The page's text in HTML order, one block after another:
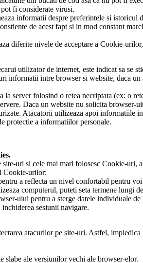
fi considerate virusi.
informatii despre preferintele si
de acest fapt si in mod constant
diferite nivele de acceptare a Cookie-
utilizator de internet, este indicat sa se
informatii intre browser si website, daca
server folosind o retea necriptata (ex: o
Daca un website nu solicita browser-
Atacatorii utilizeaza apoi informatiile
protectie a informatiilor personale.
uri si cele mai mari folosesc Cookie-uri,
Cookie-urilor:
a reflecta un nivel confortabil pentru
computerul, puteti seta termene lungi
ului pentru a sterge datele individuale
sesiunii navigare.
atacurilor pe site-uri. Astfel,
slabe ale versiunilor vechi ale browser-elor.